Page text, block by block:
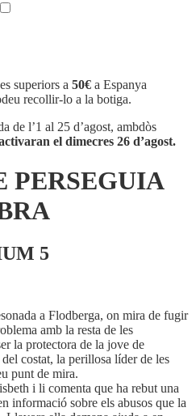
superiors a 50€ a Espanya
recollir-lo a la botiga.
de l’1 al 25 d’agost, ambdòs
el dimecres 26 d’agost.
PERSEGUIA
5
a Flodberga, on mira de fugir
amb la resta de les
la protectora de la jove de
costat, la perillosa líder de les
punt de mira.
i li comenta que ha rebut una
informació sobre els abusos que la